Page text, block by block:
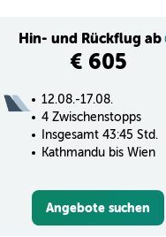
Hin- und Rückflug ab
€ 605
12.08.-17.08.
4 Zwischenstopps
Insgesamt 43:45 Std.
Kathmandu bis Wien
Angebote suchen